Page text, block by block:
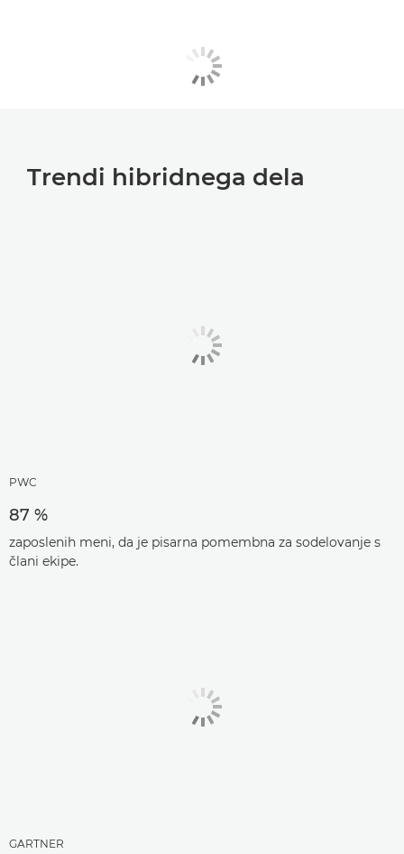
Trendi hibridnega dela
PWC
87 %
zaposlenih meni, da je pisarna pomembna za sodelovanje s
člani ekipe.
GARTNER